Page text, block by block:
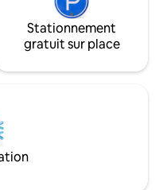
Stationnement
gratuit sur place